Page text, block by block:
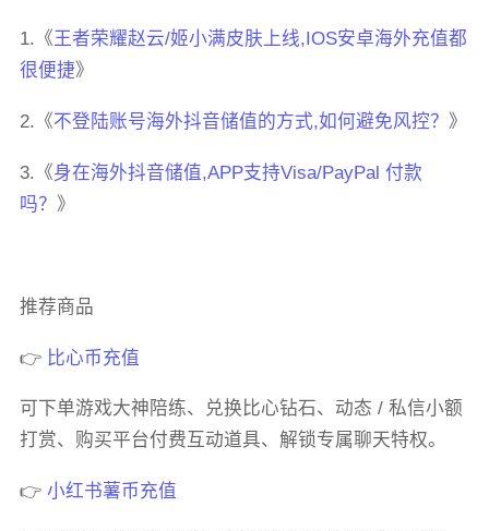
1.《王者荣耀赵云/姬小满皮肤上线,IOS安卓海外充值都
很便捷》
2.《不登陆账号海外抖音储值的方式,如何避免风控？ 》
3.《身在海外抖音储值,APP支持Visa/PayPal 付款
吗？ 》
推荐商品
👉 比心币充值
可下单游戏大神陪练、兑换比心钻石、动态 / 私信小额
打赏、购买平台付费互动道具、解锁专属聊天特权。
👉 小红书薯币充值